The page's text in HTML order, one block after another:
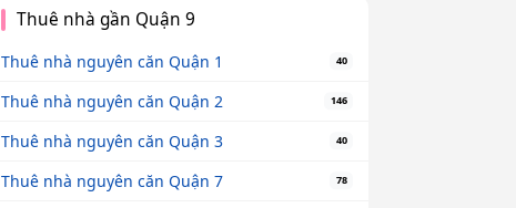
Thuê nhà gần Quận 9
Thuê nhà nguyên căn Quận 1 40
Thuê nhà nguyên căn Quận 2 146
Thuê nhà nguyên căn Quận 3 40
Thuê nhà nguyên căn Quận 7 78